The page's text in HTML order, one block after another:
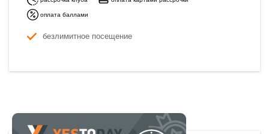
оплата баллами
безлимитное посещение